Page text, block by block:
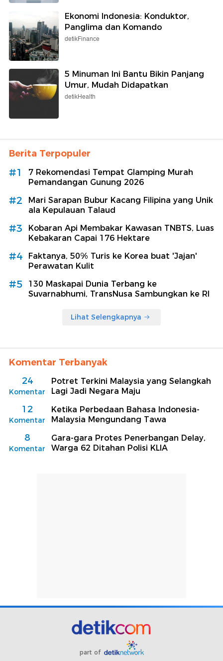
Ekonomi Indonesia: Konduktor,
Panglima dan Komando
detikFinance
5 Minuman Ini Bantu Bikin Panjang
Umur, Mudah Didapatkan
detikHealth
Berita Terpopuler
#1
7 Rekomendasi Tempat Glamping Murah
Pemandangan Gunung 2026
#2
Mari Sarapan Bubur Kacang Filipina yang Unik
ala Kepulauan Talaud
#3
Kobaran Api Membakar Kawasan TNBTS, Luas
Kebakaran Capai 176 Hektare
#4
Faktanya, 50% Turis ke Korea buat 'Jajan'
Perawatan Kulit
#5
130 Maskapai Dunia Terbang ke
Suvarnabhumi, TransNusa Sambungkan ke RI
Lihat Selengkapnya
Komentar Terbanyak
24
Komentar
Potret Terkini Malaysia yang Selangkah
Lagi Jadi Negara Maju
12
Komentar
Ketika Perbedaan Bahasa Indonesia-
Malaysia Mengundang Tawa
8
Komentar
Gara-gara Protes Penerbangan Delay,
Warga 62 Ditahan Polisi KLIA
part of